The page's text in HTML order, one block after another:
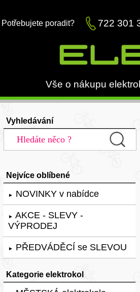
Potřebujete poradit? 722 301
Vše o nákupu
Vyhledávání
Nejvíce oblíbené
► NOVINKY v nabídce
► AKCE - SLEVY -
VÝPRODEJ
► PŘEDVÁDĚCÍ se SLEVOU
Kategorie elektrokol